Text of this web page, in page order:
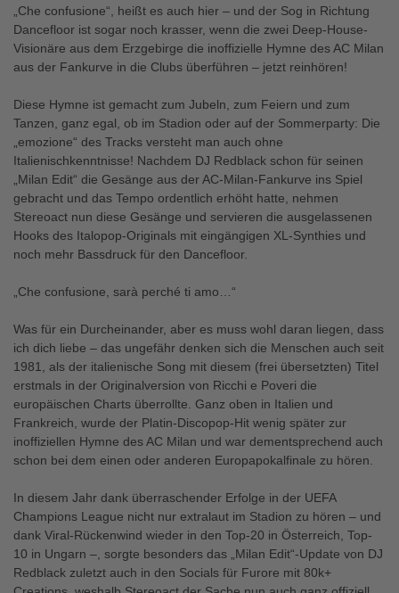
„Che confusione“, heißt es auch hier – und der Sog in Richtung
Dancefloor ist sogar noch krasser, wenn die zwei Deep-House-
Visionäre aus dem Erzgebirge die inoffizielle Hymne des AC Milan
aus der Fankurve in die Clubs überführen – jetzt reinhören!
Diese Hymne ist gemacht zum Jubeln, zum Feiern und zum
Tanzen, ganz egal, ob im Stadion oder auf der Sommerparty: Die
„emozione“ des Tracks versteht man auch ohne
Italienischkenntnisse! Nachdem DJ Redblack schon für seinen
„Milan Edit“ die Gesänge aus der AC-Milan-Fankurve ins Spiel
gebracht und das Tempo ordentlich erhöht hatte, nehmen
Stereoact nun diese Gesänge und servieren die ausgelassenen
Hooks des Italopop-Originals mit eingängigen XL-Synthies und
noch mehr Bassdruck für den Dancefloor.
„Che confusione, sarà perché ti amo…“
Was für ein Durcheinander, aber es muss wohl daran liegen, dass
ich dich liebe – das ungefähr denken sich die Menschen auch seit
1981, als der italienische Song mit diesem (frei übersetzten) Titel
erstmals in der Originalversion von Ricchi e Poveri die
europäischen Charts überrollte. Ganz oben in Italien und
Frankreich, wurde der Platin-Discopop-Hit wenig später zur
inoffiziellen Hymne des AC Milan und war dementsprechend auch
schon bei dem einen oder anderen Europapokalfinale zu hören.
In diesem Jahr dank überraschender Erfolge in der UEFA
Champions League nicht nur extralaut im Stadion zu hören – und
dank Viral-Rückenwind wieder in den Top-20 in Österreich, Top-
10 in Ungarn –, sorgte besonders das „Milan Edit“-Update von DJ
Redblack zuletzt auch in den Socials für Furore mit 80k+